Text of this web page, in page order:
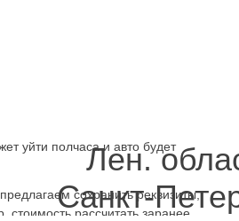
Лен.
Санкт-
его самостоятельно или
требования по предотвращению
Если нет, долго объезжать
всё сложнее. Из затора и
в
на любое расстояние, в
небольшим габаритам,
уйти полчаса и авто будет
сохранить реквизиты,
рассчитать заранее.